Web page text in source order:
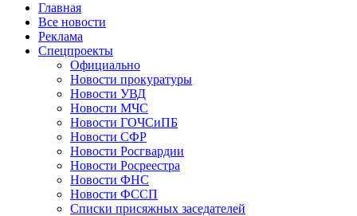
Главная
Все новости
Реклама
Спецпроекты
Официально
Новости прокуратуры
Новости УВД
Новости МЧС
Новости ГОЧСиПБ
Новости СФР
Новости Росгвардии
Новости Росреестра
Новости ФНС
Новости ФССП
Списки присяжных заседателей